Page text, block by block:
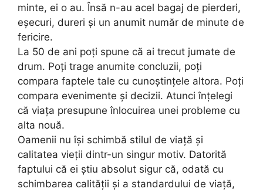
minte, ei o au. Însă n-au acel bagaj de pierderi,
eșecuri, dureri și un anumit număr de minute de
fericire.
La 50 de ani poți spune că ai trecut jumate de
drum. Poți trage anumite concluzii, poți
compara faptele tale cu cunoștințele altora. Poți
compara evenimente și decizii. Atunci înțelegi
că viața presupune înlocuirea unei probleme cu
alta nouă.
Oamenii nu își schimbă stilul de viață și
calitatea vieții dintr-un singur motiv. Datorită
faptului că ei știu absolut sigur că, odată cu
schimbarea calității și a standardului de viață,